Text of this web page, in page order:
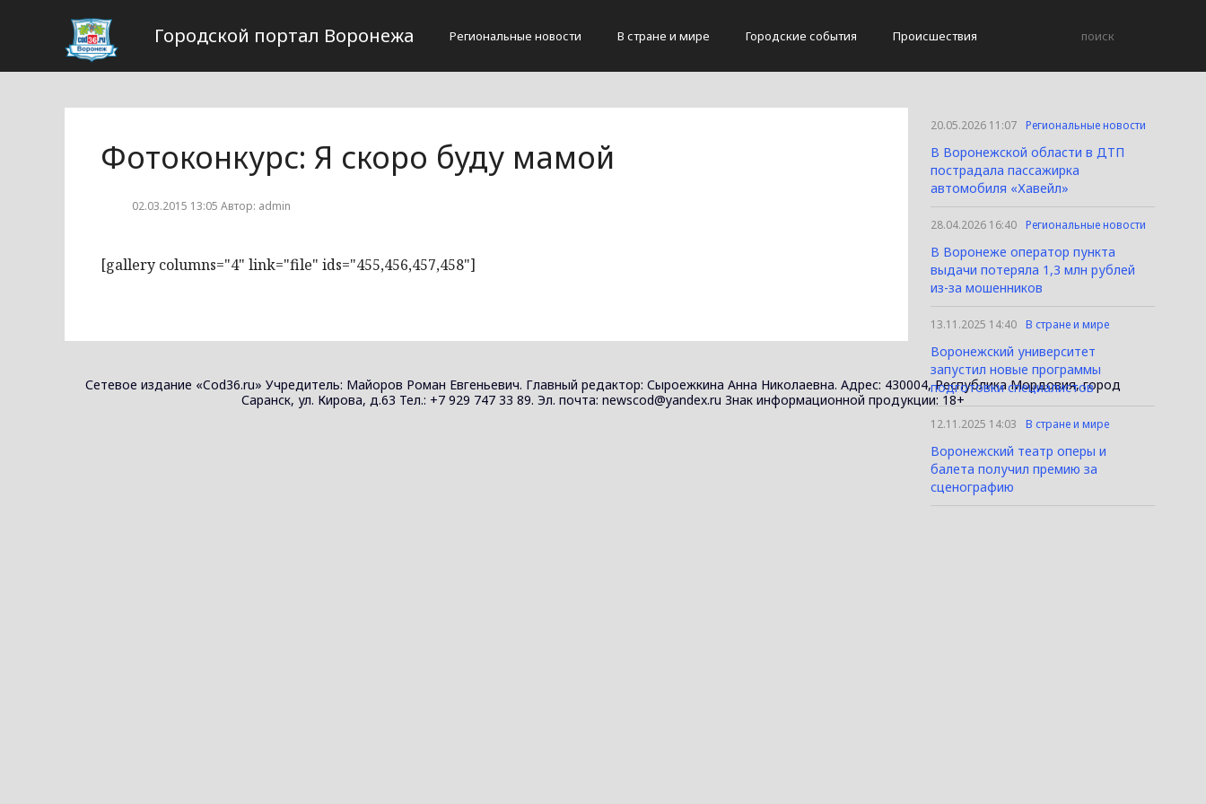
Городской портал Воронежа Региональные новости В стране и мире Городские события Происшествия
Фотоконкурс: Я скоро буду мамой
02.03.2015 13:05 Автор: admin
[gallery columns="4" link="file" ids="455,456,457,458"]
20.05.2026 11:07 Региональные новости
В Воронежской области в ДТП
пострадала пассажирка
автомобиля «Хавейл»
28.04.2026 16:40 Региональные новости
В Воронеже оператор пункта
выдачи потеряла 1,3 млн рублей
из-за мошенников
13.11.2025 14:40 В стране и мире
Воронежский университет
запустил новые программы
подготовки специалистов
12.11.2025 14:03 В стране и мире
Воронежский театр оперы и
балета получил премию за
сценографию
Сетевое издание «Cod36.ru» Учредитель: Майоров Роман Евгеньевич. Главный редактор: Сыроежкина Анна Николаевна. Адрес: 430004, Республика Мордовия, город
Саранск, ул. Кирова, д.63 Тел.: +7 929 747 33 89. Эл. почта: newscod@yandex.ru Знак информационной продукции: 18+